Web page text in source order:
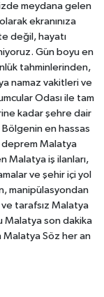
meydana gelen
ekranınıza
değil, hayatı
Gün boyu en
tahminlerinden,
namaz vakitleri ve
Odası ile tam
kadar şehre dair
en hassas
deprem Malatya
Malatya iş ilanları,
ve şehir içi yol
manipülasyondan
ve tarafsız Malatya
Malatya son dakika
Malatya Söz her an